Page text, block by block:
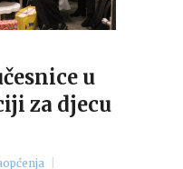
u
za djecu